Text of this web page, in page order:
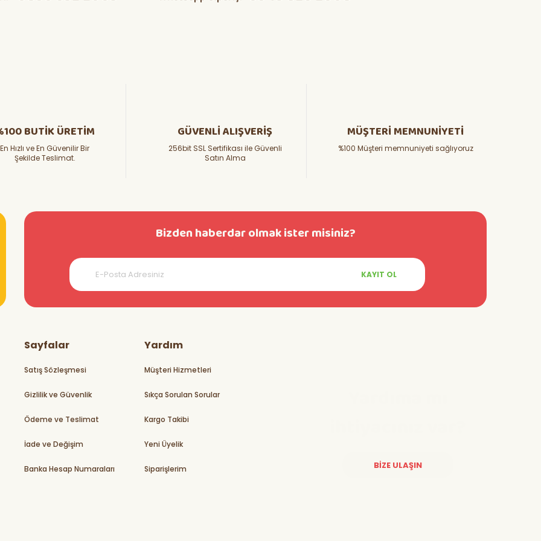
Diğer yorumları göster
BUTİK ÜRETİM
En Hızlı ve En Güvenilir Bir
Şekilde Teslimat.
GÜVENLİ ALIŞVERİŞ
256bit SSL Sertifikası ile Güvenli
Satın Alma
MÜŞTERİ MEMNUNİYETİ
%100 Müşteri memnuniyeti sağlıyoruz
Bizden haberdar olmak ister misiniz?
KAYIT OL
Sayfalar
Satış Sözleşmesi
Gizlilik ve Güvenlik
Ödeme ve Teslimat
İade ve Değişim
Banka Hesap Numaraları
Yardım
Müşteri Hizmetleri
Sıkça Sorulan Sorular
Kargo Takibi
Yeni Üyelik
Siparişlerim BİZE ULAŞIN